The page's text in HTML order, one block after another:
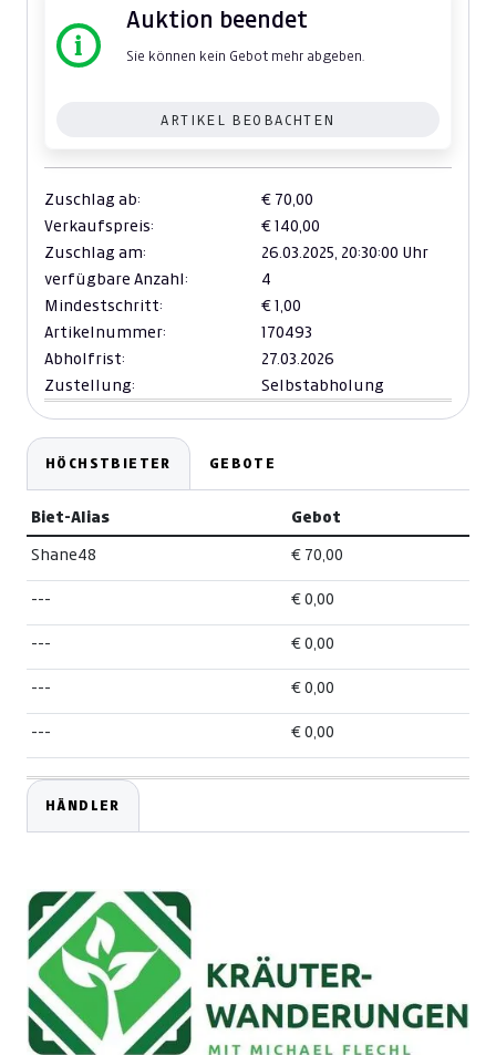
Auktion beendet
Sie können kein Gebot mehr abgeben.
ARTIKEL BEOBACHTEN
Zuschlag ab:
€ 70,00
Verkaufspreis:
€ 140,00
Zuschlag am:
26.03.2025, 20:30:00 Uhr
verfügbare Anzahl:
4
Mindestschritt:
€ 1,00
Artikelnummer:
170493
Abholfrist:
27.03.2026
Zustellung:
Selbstabholung
HÖCHSTBIETER GEBOTE
Biet-Alias Gebot
Shane48 € 70,00
--- € 0,00
--- € 0,00
--- € 0,00
--- € 0,00
HÄNDLER